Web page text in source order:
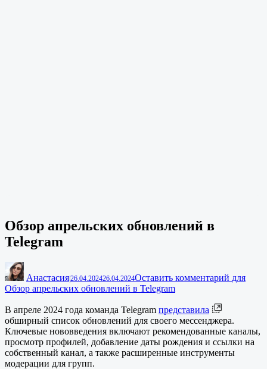
Обзор апрельских обновлений в
Telegram
Анастасия|26.04.202426.04.2024Оставить комментарий для
Обзор апрельских обновлений в Telegram
В апреле 2024 года команда Telegram представила
обширный список обновлений для своего мессенджера.
Ключевые нововведения включают рекомендованные каналы,
просмотр профилей, добавление даты рождения и ссылки на
собственный канал, а также расширенные инструменты
модерации для групп.